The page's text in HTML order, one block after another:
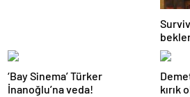
‘Bay Sinema’ Türker
İnanoğlu’na veda!
kırık